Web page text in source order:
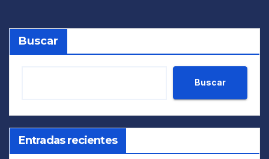
Buscar
Buscar
Entradas recientes